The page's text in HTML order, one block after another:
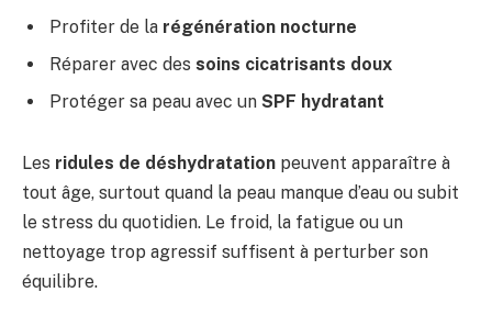
Profiter de la régénération nocturne
Réparer avec des soins cicatrisants doux
Protéger sa peau avec un SPF hydratant
Les ridules de déshydratation peuvent apparaître à
tout âge, surtout quand la peau manque d’eau ou subit
le stress du quotidien. Le froid, la fatigue ou un
nettoyage trop agressif suffisent à perturber son
équilibre.